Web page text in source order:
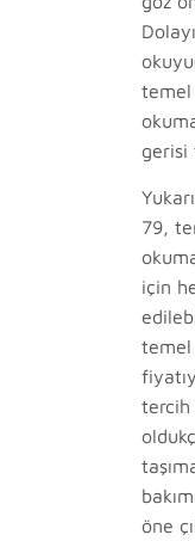
temel
79,
için
temel
tercih
öne